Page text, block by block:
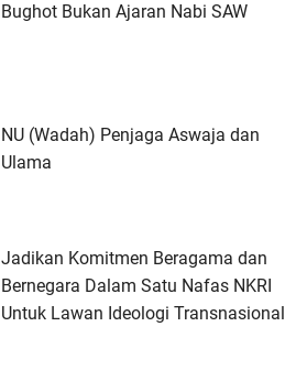
Bughot Bukan Ajaran Nabi SAW
NU (Wadah) Penjaga Aswaja dan
Ulama
Jadikan Komitmen Beragama dan
Bernegara Dalam Satu Nafas NKRI
Untuk Lawan Ideologi Transnasional